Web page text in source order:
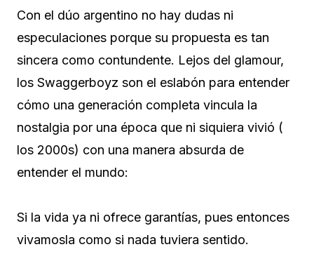
Con el dúo argentino no hay dudas ni
especulaciones porque su propuesta es tan
sincera como contundente. Lejos del glamour,
los Swaggerboyz son el eslabón para entender
cómo una generación completa vincula la
nostalgia por una época que ni siquiera vivió (
los 2000s) con una manera absurda de
entender el mundo:
Si la vida ya ni ofrece garantías, pues entonces
vivamosla como si nada tuviera sentido.